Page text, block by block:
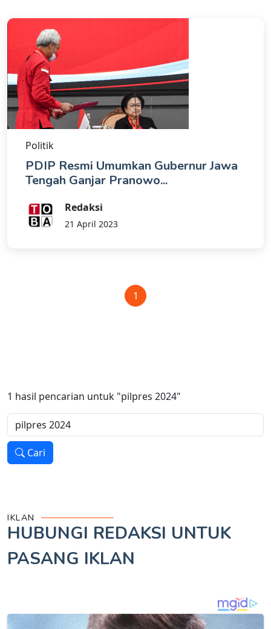
Politik
PDIP Resmi Umumkan Gubernur Jawa
Tengah Ganjar Pranowo...
Redaksi
21 April 2023
1
1 hasil pencarian untuk "pilpres 2024"
Cari
IKLAN
HUBUNGI REDAKSI UNTUK
PASANG IKLAN